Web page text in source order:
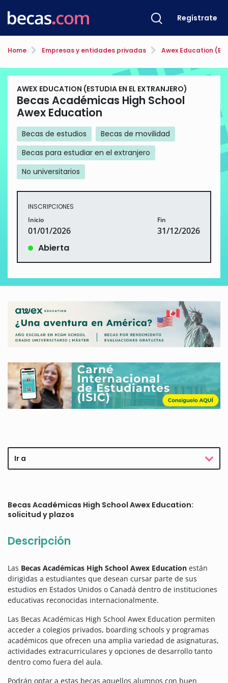
Regístrate
Home Empresas y entidades privadas Awex Education
AWEX EDUCATION (ESTUDIA EN EL EXTRANJERO)
Becas Académicas High School
Awex Education
Becas de estudios
Becas de movilidad
Becas para estudiar en el extranjero
No universitarios
INSCRIPCIONES
Inicio
01/01/2026
Fin
31/12/2026
Abierta
Ir a
Becas Académicas High School Awex Education:
solicitud y plazos
Descripción
Las Becas Académicas High School Awex Education están
dirigidas a estudiantes que desean cursar parte de sus
estudios en Estados Unidos o Canadá dentro de instituciones
educativas reconocidas internacionalmente.
Las Becas Académicas High School Awex Education permiten
acceder a colegios privados, boarding schools y programas
académicos que ofrecen una amplia variedad de asignaturas,
actividades extracurriculares y opciones de desarrollo tanto
dentro como fuera del aula.
Podrán optar a estas becas aquellos alumnos con buen